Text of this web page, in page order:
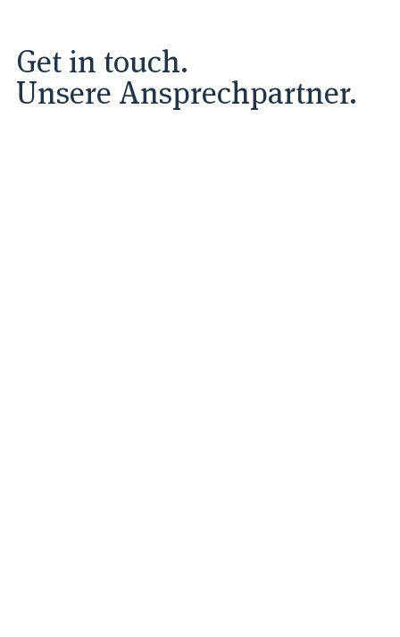
Get in touch.
Unsere Ansprechpartner.